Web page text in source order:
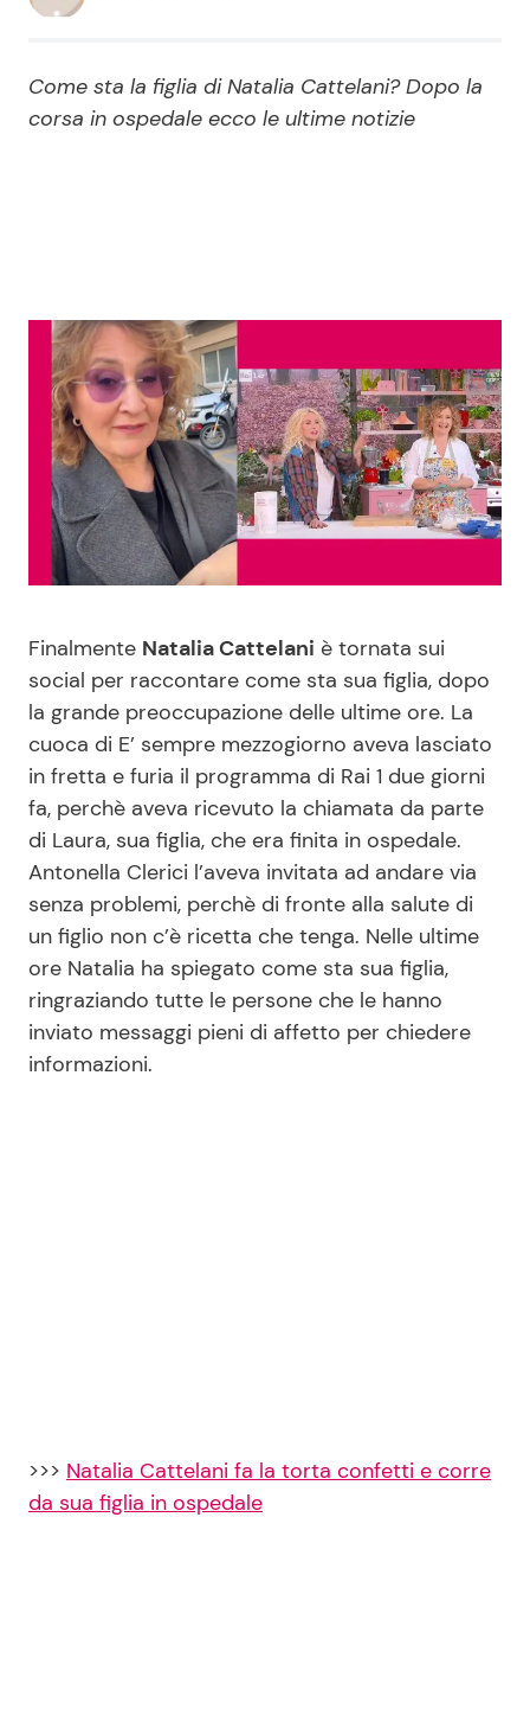
Economia
Persone Scomparse Programmi TV
News Cinema
News Musica
News Spettacolo
Benessere
Moda e Style
Mondo Mamma
News benessere
Salute
Viaggi e Turismo
Festività
Cucina e Ricette
Dolci
Le Ricette in TV
Primi Piatti
Ricette Facili e Veloci
Ricette Feste
Ricette per Bambini
Contattaci
Pubblicità
Come sta la figlia di Natalia Cattelani? Dopo la
corsa in ospedale ecco le ultime notizie
Finalmente Natalia Cattelani è tornata sui
social per raccontare come sta sua figlia, dopo
la grande preoccupazione delle ultime ore. La
cuoca di E’ sempre mezzogiorno aveva lasciato
in fretta e furia il programma di Rai 1 due giorni
fa, perchè aveva ricevuto la chiamata da parte
di Laura, sua figlia, che era finita in ospedale.
Antonella Clerici l’aveva invitata ad andare via
senza problemi, perchè di fronte alla salute di
un figlio non c’è ricetta che tenga. Nelle ultime
ore Natalia ha spiegato come sta sua figlia,
ringraziando tutte le persone che le hanno
inviato messaggi pieni di affetto per chiedere
informazioni.
>>> Natalia Cattelani fa la torta confetti e corre
da sua figlia in ospedale